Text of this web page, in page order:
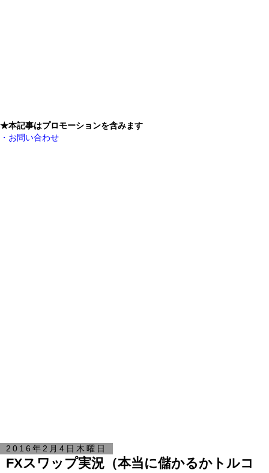
★本記事はプロモーションを含みます
・お問い合わせ
2016年2月4日木曜日
FXスワップ実況（本当に儲かるかトルコ